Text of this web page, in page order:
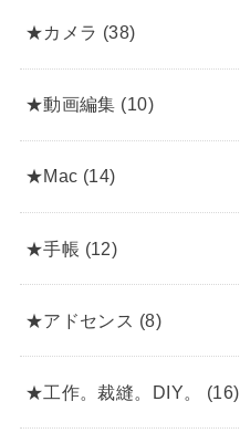
★カメラ (38)
★動画編集 (10)
★Mac (14)
★手帳 (12)
★アドセンス (8)
★工作。裁縫。DIY。 (16)